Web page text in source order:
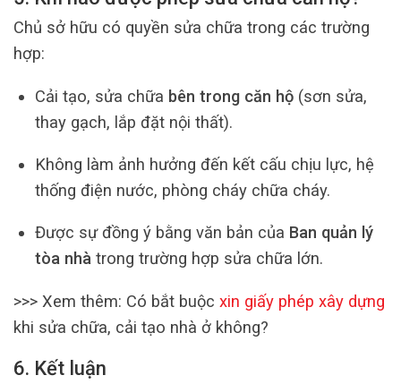
Chủ sở hữu có quyền sửa chữa trong các trường
hợp:
Cải tạo, sửa chữa bên trong căn hộ(sơn sửa,
thay gạch, lắp đặt nội thất).
Không làm ảnh hưởng đến kết cấu chịu lực, hệ
thống điện nước, phòng cháy chữa cháy.
Được sự đồng ý bằng văn bản của Ban quản lý
tòa nhàtrong trường hợp sửa chữa lớn.
>>> Xem thêm: Có bắt buộc xin giấy phép xây dựng
khi sửa chữa, cải tạo nhà ở không?
6. Kết luận